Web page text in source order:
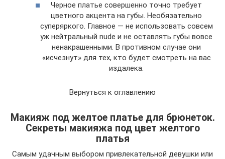
Черное платье совершенно точно требует
цветного акцента на губы. Необязательно
суперяркого. Главное — не использовать совсем
уж нейтральный nude и не оставлять губы вовсе
ненакрашенными. В противном случае они
«исчезнут» для тех, кто будет смотреть на вас
издалека.
Вернуться к оглавлению
Макияж под желтое платье для брюнеток.
Секреты макияжа под цвет желтого
платья
Самым удачным выбором привлекательной девушки или